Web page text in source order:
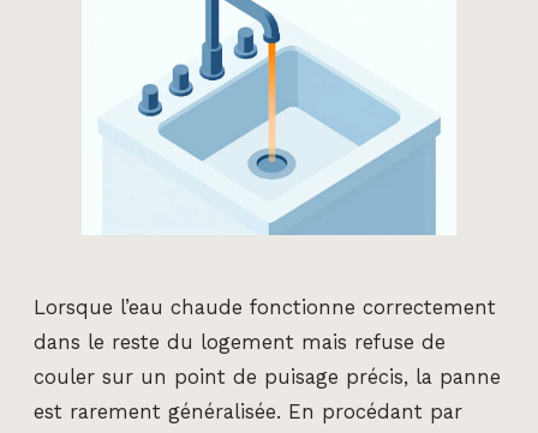
Lorsque l’eau chaude fonctionne correctement
dans le reste du logement mais refuse de
couler sur un point de puisage précis, la panne
est rarement généralisée. En procédant par